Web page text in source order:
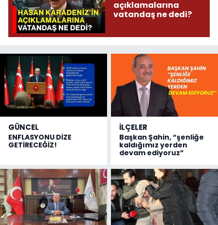
açıklamalarına
vatandaş ne dedi?
GÜNCEL
ENFLASYONU DİZE
GETİRECEĞİZ!
İLÇELER
Başkan Şahin, “şenliğe
kaldığımız yerden
devam ediyoruz”